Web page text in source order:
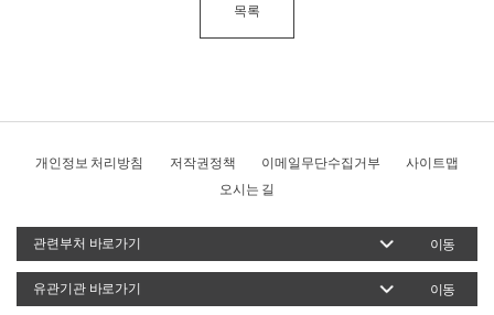
목록
개인정보 처리방침 저작권정책 이메일무단수집거부
사이트맵
오시는 길
이동
이동